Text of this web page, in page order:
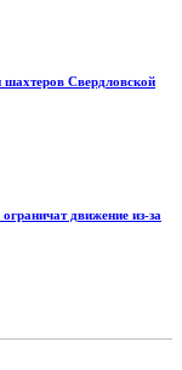
шахтеров Свердловской
движение из-за